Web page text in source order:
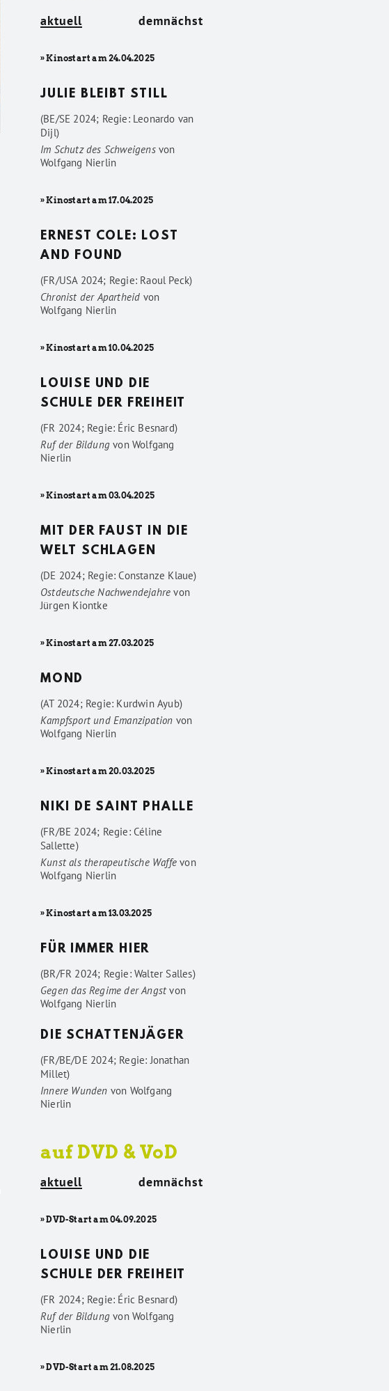
aktuell demnächst
» Kinostart am 24.04.2025
JULIE BLEIBT STILL
(BE/SE 2024; Regie: Leonardo van
Dijl)
Im Schutz des Schweigensvon
Wolfgang Nierlin
» Kinostart am 17.04.2025
ERNEST COLE: LOST
AND FOUND
(FR/USA 2024; Regie: Raoul Peck)
Chronist der Apartheid von
Wolfgang Nierlin
» Kinostart am 10.04.2025
LOUISE UND DIE
SCHULE DER FREIHEIT
(FR 2024; Regie: Éric Besnard)
Ruf der Bildungvon Wolfgang
Nierlin
» Kinostart am 03.04.2025
MIT DER FAUST IN DIE
WELT SCHLAGEN
(DE 2024; Regie: Constanze Klaue)
Ostdeutsche Nachwendejahre von
Jürgen Kiontke
» Kinostart am 27.03.2025
MOND
(AT 2024; Regie: Kurdwin Ayub)
Kampfsport und Emanzipation von
Wolfgang Nierlin
» Kinostart am 20.03.2025
NIKI DE SAINT PHALLE
(FR/BE 2024; Regie: Céline
Sallette)
Kunst als therapeutische Waffevon
Wolfgang Nierlin
» Kinostart am 13.03.2025
FÜR IMMER HIER
(BR/FR 2024; Regie: Walter Salles)
Gegen das Regime der Angstvon
Wolfgang Nierlin
DIE SCHATTENJÄGER
(FR/BE/DE 2024; Regie: Jonathan
Millet)
Innere Wunden von Wolfgang
Nierlin
auf DVD & VoD
aktuell demnächst
» DVD-Start am 04.09.2025
LOUISE UND DIE
SCHULE DER FREIHEIT
(FR 2024; Regie: Éric Besnard)
Ruf der Bildungvon Wolfgang
Nierlin
» DVD-Start am 21.08.2025